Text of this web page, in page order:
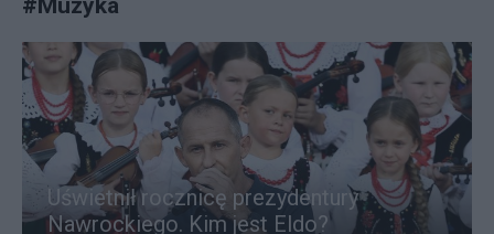
Uświetnił rocznicę prezydentury
Nawrockiego. Kim jest Eldo?